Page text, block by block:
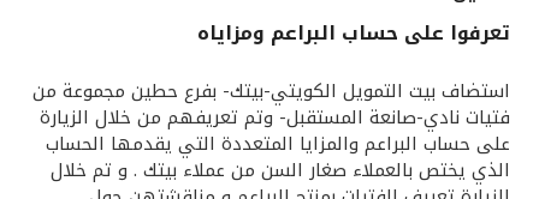
القنوات المصرفية
أدوات وخدمات
خدمات ما بعد البيع
تعرفوا على حساب البراعم ومزاياه
استضاف بيت التمويل الكويتي-بيتك- بفرع حطين مجموعة من
فتيات نادي-صانعة المستقبل- وتم تعريفهم من خلال الزيارة
على حساب البراعم والمزايا المتعددة التي يقدمها الحساب
الذي يختص بالعملاء صغار السن من عملاء بيتك . و تم خلال